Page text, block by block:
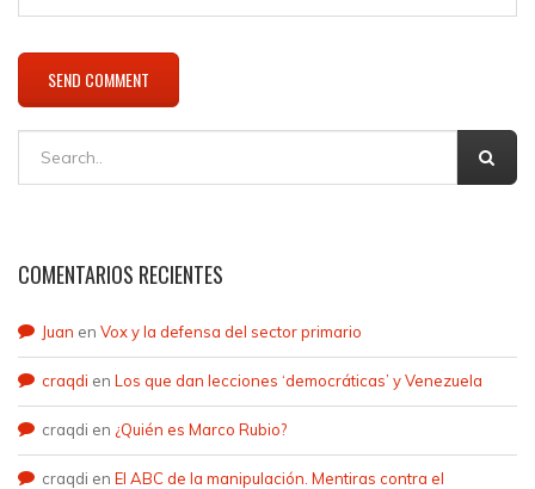
COMENTARIOS RECIENTES
Juan en Vox y la defensa del sector primario
craqdi en Los que dan lecciones ‘democráticas’ y Venezuela
craqdi en ¿Quién es Marco Rubio?
craqdi en El ABC de la manipulación. Mentiras contra el